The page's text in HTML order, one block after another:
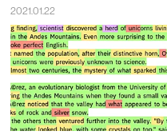
2021.01.22